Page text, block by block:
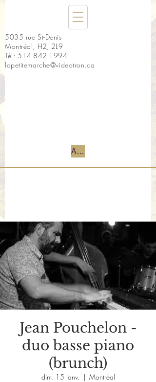
5035 rue St-Denis
Montréal, H2J 2L9
Tél: 514-842-1994
lapetitemarche@videotron.ca
Accueil
Jean Pouchelon -
duo basse piano
(brunch)
dim. 15 janv.
  |
Montréal